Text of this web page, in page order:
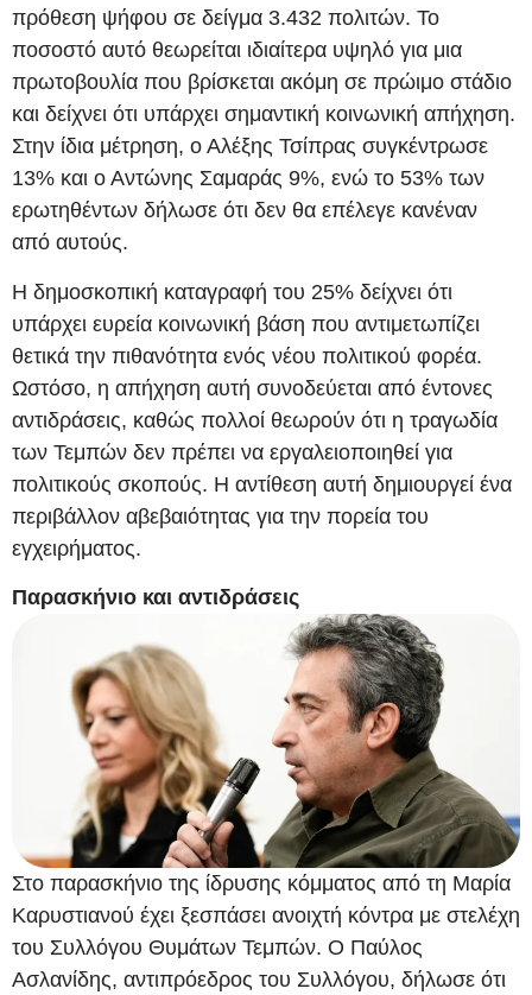
πρόθεση ψήφου σε δείγμα 3.432 πολιτών. Το
ποσοστό αυτό θεωρείται ιδιαίτερα υψηλό για μια
πρωτοβουλία που βρίσκεται ακόμη σε πρώιμο στάδιο
και δείχνει ότι υπάρχει σημαντική κοινωνική απήχηση.
Στην ίδια μέτρηση, ο Αλέξης Τσίπρας συγκέντρωσε
13% και ο Αντώνης Σαμαράς 9%, ενώ το 53% των
ερωτηθέντων δήλωσε ότι δεν θα επέλεγε κανέναν
από αυτούς.
Η δημοσκοπική καταγραφή του 25% δείχνει ότι
υπάρχει ευρεία κοινωνική βάση που αντιμετωπίζει
θετικά την πιθανότητα ενός νέου πολιτικού φορέα.
Ωστόσο, η απήχηση αυτή συνοδεύεται από έντονες
αντιδράσεις, καθώς πολλοί θεωρούν ότι η τραγωδία
των Τεμπών δεν πρέπει να εργαλειοποιηθεί για
πολιτικούς σκοπούς. Η αντίθεση αυτή δημιουργεί ένα
περιβάλλον αβεβαιότητας για την πορεία του
εγχειρήματος.
Παρασκήνιο και αντιδράσεις
Στο παρασκήνιο της ίδρυσης κόμματος από τη Μαρία
Καρυστιανού έχει ξεσπάσει ανοιχτή κόντρα με στελέχη
του Συλλόγου Θυμάτων Τεμπών. Ο Παύλος
Ασλανίδης, αντιπρόεδρος του Συλλόγου, δήλωσε ότι